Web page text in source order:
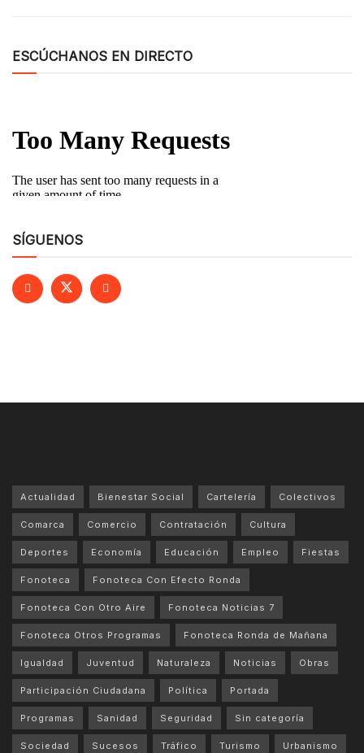
ESCÚCHANOS EN DIRECTO
SÍGUENOS
Actualidad Bienestar Social Cartelería Colectivos
Comarca Comercio Contratación Cultura
Deportes Economía Educación Empleo Fiestas
Fonoteca Fonoteca Con Efecto Ronda
Fonoteca Con Otro Aire Fonoteca Noticias 7
Fonoteca Otros Programas Fonoteca Ronda de Mañana
Igualdad Juventud Naturaleza Noticias Obras
Participación Ciudadana Política Portada
Programas Sanidad Seguridad Sin categoría
Sociedad Sucesos Tráfico Turismo Urbanismo